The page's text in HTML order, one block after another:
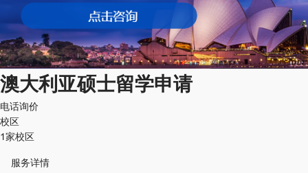
澳大利亚硕士留学申请
电话询价
校区
1家校区
服务详情